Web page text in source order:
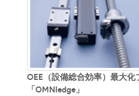
OEE（設備総合効率）最大
「OMNIedge」